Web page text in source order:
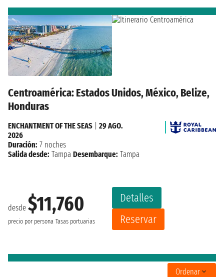
Centroamérica: Estados Unidos, México, Belize,
Honduras
desde $11,760
precio por persona Tasas portuarias
Detalles
Reservar
ENCHANTMENT OF THE SEAS
29 AGO.
2026
Duración: 7 noches
Salida desde: Tampa Desembarque: Tampa
Ordenar